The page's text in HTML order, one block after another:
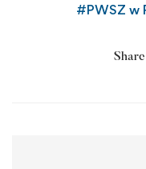
#PWSZ w